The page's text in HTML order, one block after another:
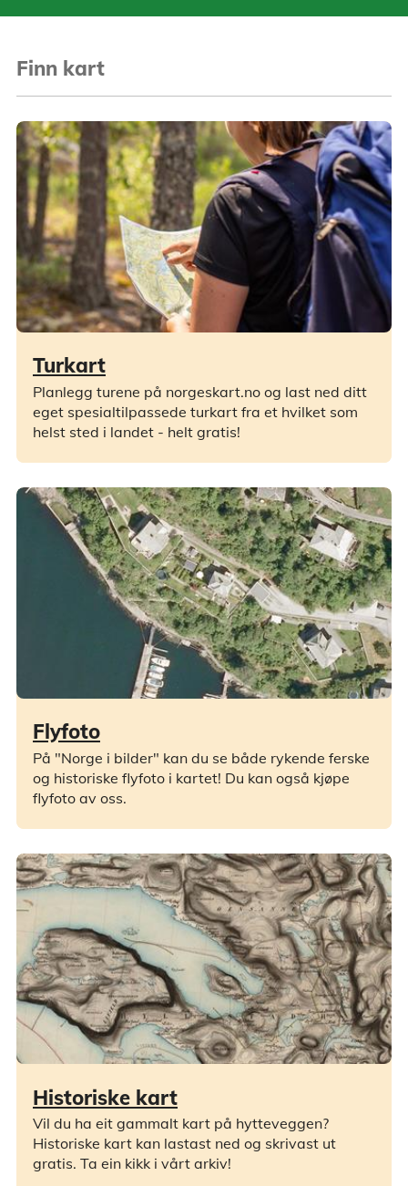
Finn kart
Turkart
Planlegg turene på norgeskart.no og last ned ditt
eget spesialtilpassede turkart fra et hvilket som
helst sted i landet - helt gratis!
Flyfoto
På "Norge i bilder" kan du se både rykende ferske
og historiske flyfoto i kartet! Du kan også kjøpe
flyfoto av oss.
Historiske kart
Vil du ha eit gammalt kart på hytteveggen?
Historiske kart kan lastast ned og skrivast ut
gratis. Ta ein kikk i vårt arkiv!